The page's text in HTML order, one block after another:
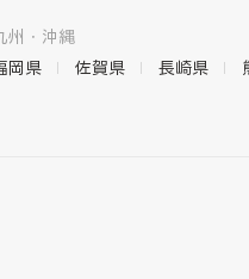
州・沖縄
岡県
佐賀県 長崎県